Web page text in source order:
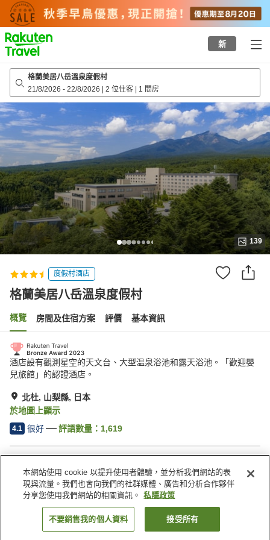
to
top
page
新
格蘭美居八岳溫泉度假村
21/8/2026 - 22/8/2026 | 2 位住客 | 1 間房
139
度假村酒店
格蘭美居八岳溫泉度假村
概覽 房間及住宿方案 評價 基本資訊
酒店設有觀測星空的天文台、大型温泉浴池和露天浴池。「歡迎嬰
兒旅館」的認證酒店。
北杜, 山梨縣, 日本
於地圖上顯示
4.1 很好 評語數量： 1,619
停車場
桑拿
餐廳
自動販賣機
日本 山梨縣 北杜 格蘭美居八岳溫泉度假村
找客房
本網站使用 cookie 以提升使用者體驗，並分析我們網站的表
現與流量。我們也會向我們的社群媒體、廣告和分析合作夥伴
分享您使用我們網站的相關資訊。
私隱政策
不要銷售我的個人資料 接受所有